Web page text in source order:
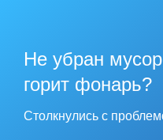
Не убран
горит фонарь?
Столкнулись с